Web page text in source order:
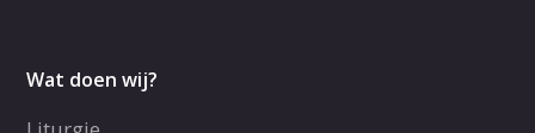
Wat doen wij?